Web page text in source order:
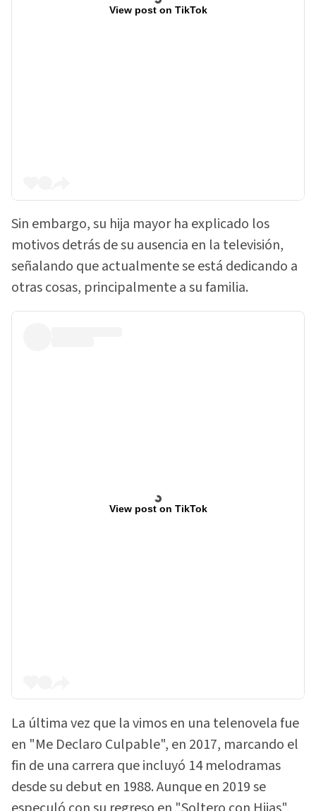
View post on TikTok
Sin embargo, su hija mayor ha explicado los
motivos detrás de su ausencia en la televisión,
señalando que actualmente se está dedicando a
otras cosas, principalmente a su familia.
View post on TikTok
La última vez que la vimos en una telenovela fue
en "Me Declaro Culpable", en 2017, marcando el
fin de una carrera que incluyó 14 melodramas
desde su debut en 1988. Aunque en 2019 se